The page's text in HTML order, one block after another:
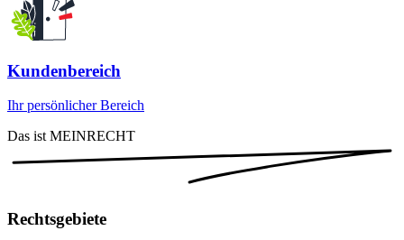
Kundenbereich
Ihr persönlicher Bereich
Das ist MEINRECHT
Rechtsgebiete